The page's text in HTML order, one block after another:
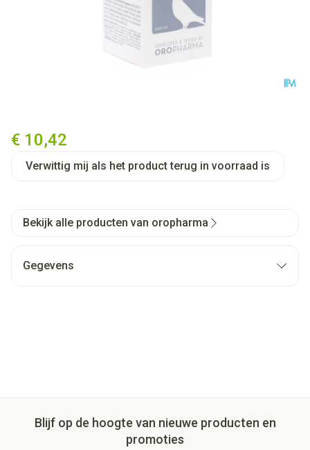
€ 10,42
Verwittig mij als het product terug in voorraad is
Bekijk alle producten van oropharma
Gegevens
Blijf op de hoogte van nieuwe producten en
promoties